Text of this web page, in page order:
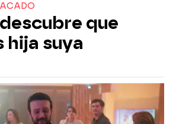
que
hija suya